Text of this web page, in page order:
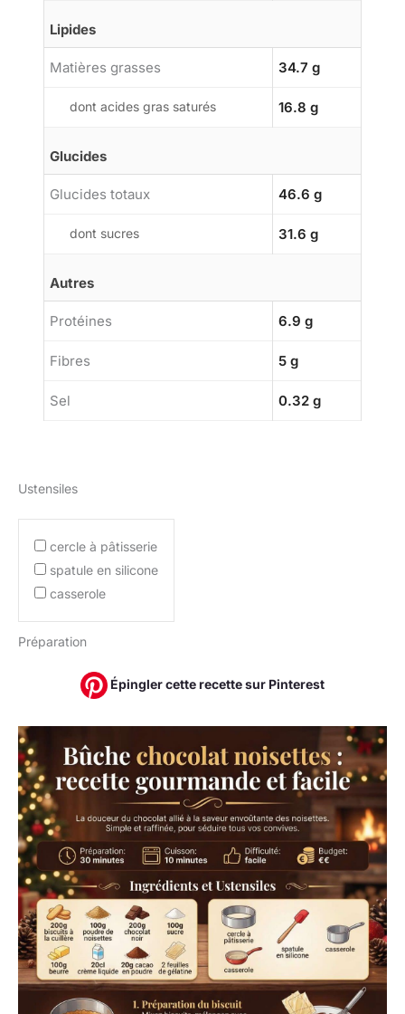
Lipides
Matières grasses 34.7 g
dont acides gras saturés 16.8 g
Glucides
Glucides totaux 46.6 g
dont sucres 31.6 g
Autres
Protéines 6.9 g
Fibres 5 g
Sel 0.32 g
Ustensiles
cercle à pâtisserie
spatule en silicone
casserole
Préparation
Épingler cette recette sur Pinterest